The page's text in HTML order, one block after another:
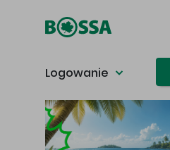
Logowanie
Główna treść